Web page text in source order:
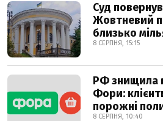
Суд
Жовтневий
близько
8 СЕРПНЯ, 15:15
РФ знищила
Фори:
порожні
8 СЕРПНЯ, 10:40